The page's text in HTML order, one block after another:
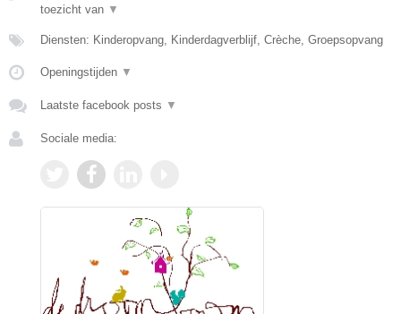
toezicht van ▼
Diensten: Kinderopvang, Kinderdagverblijf, Crèche, Groepsopvang
Openingstijden ▼
Laatste facebook posts ▼
Sociale media: